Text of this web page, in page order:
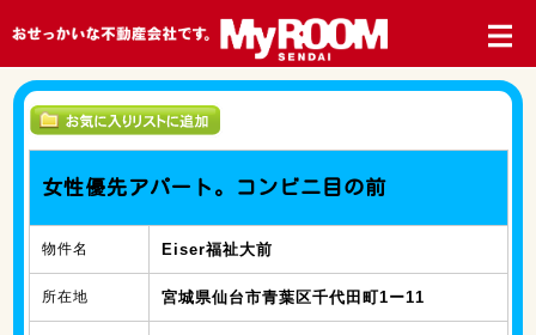
女性優先アパート。コンビニ目の前
物件名 Eiser福祉大前
所在地 宮城県仙台市青葉区千代田町1ー11